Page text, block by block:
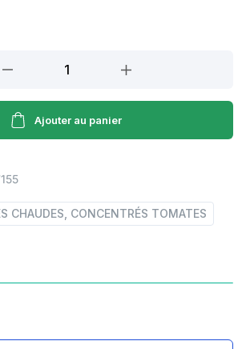
Ajouter au panier
CHAUDES, CONCENTRÉS TOMATES